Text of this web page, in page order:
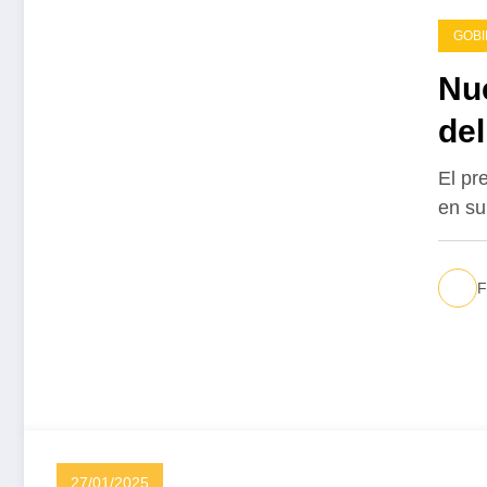
El
en
27/01/2025